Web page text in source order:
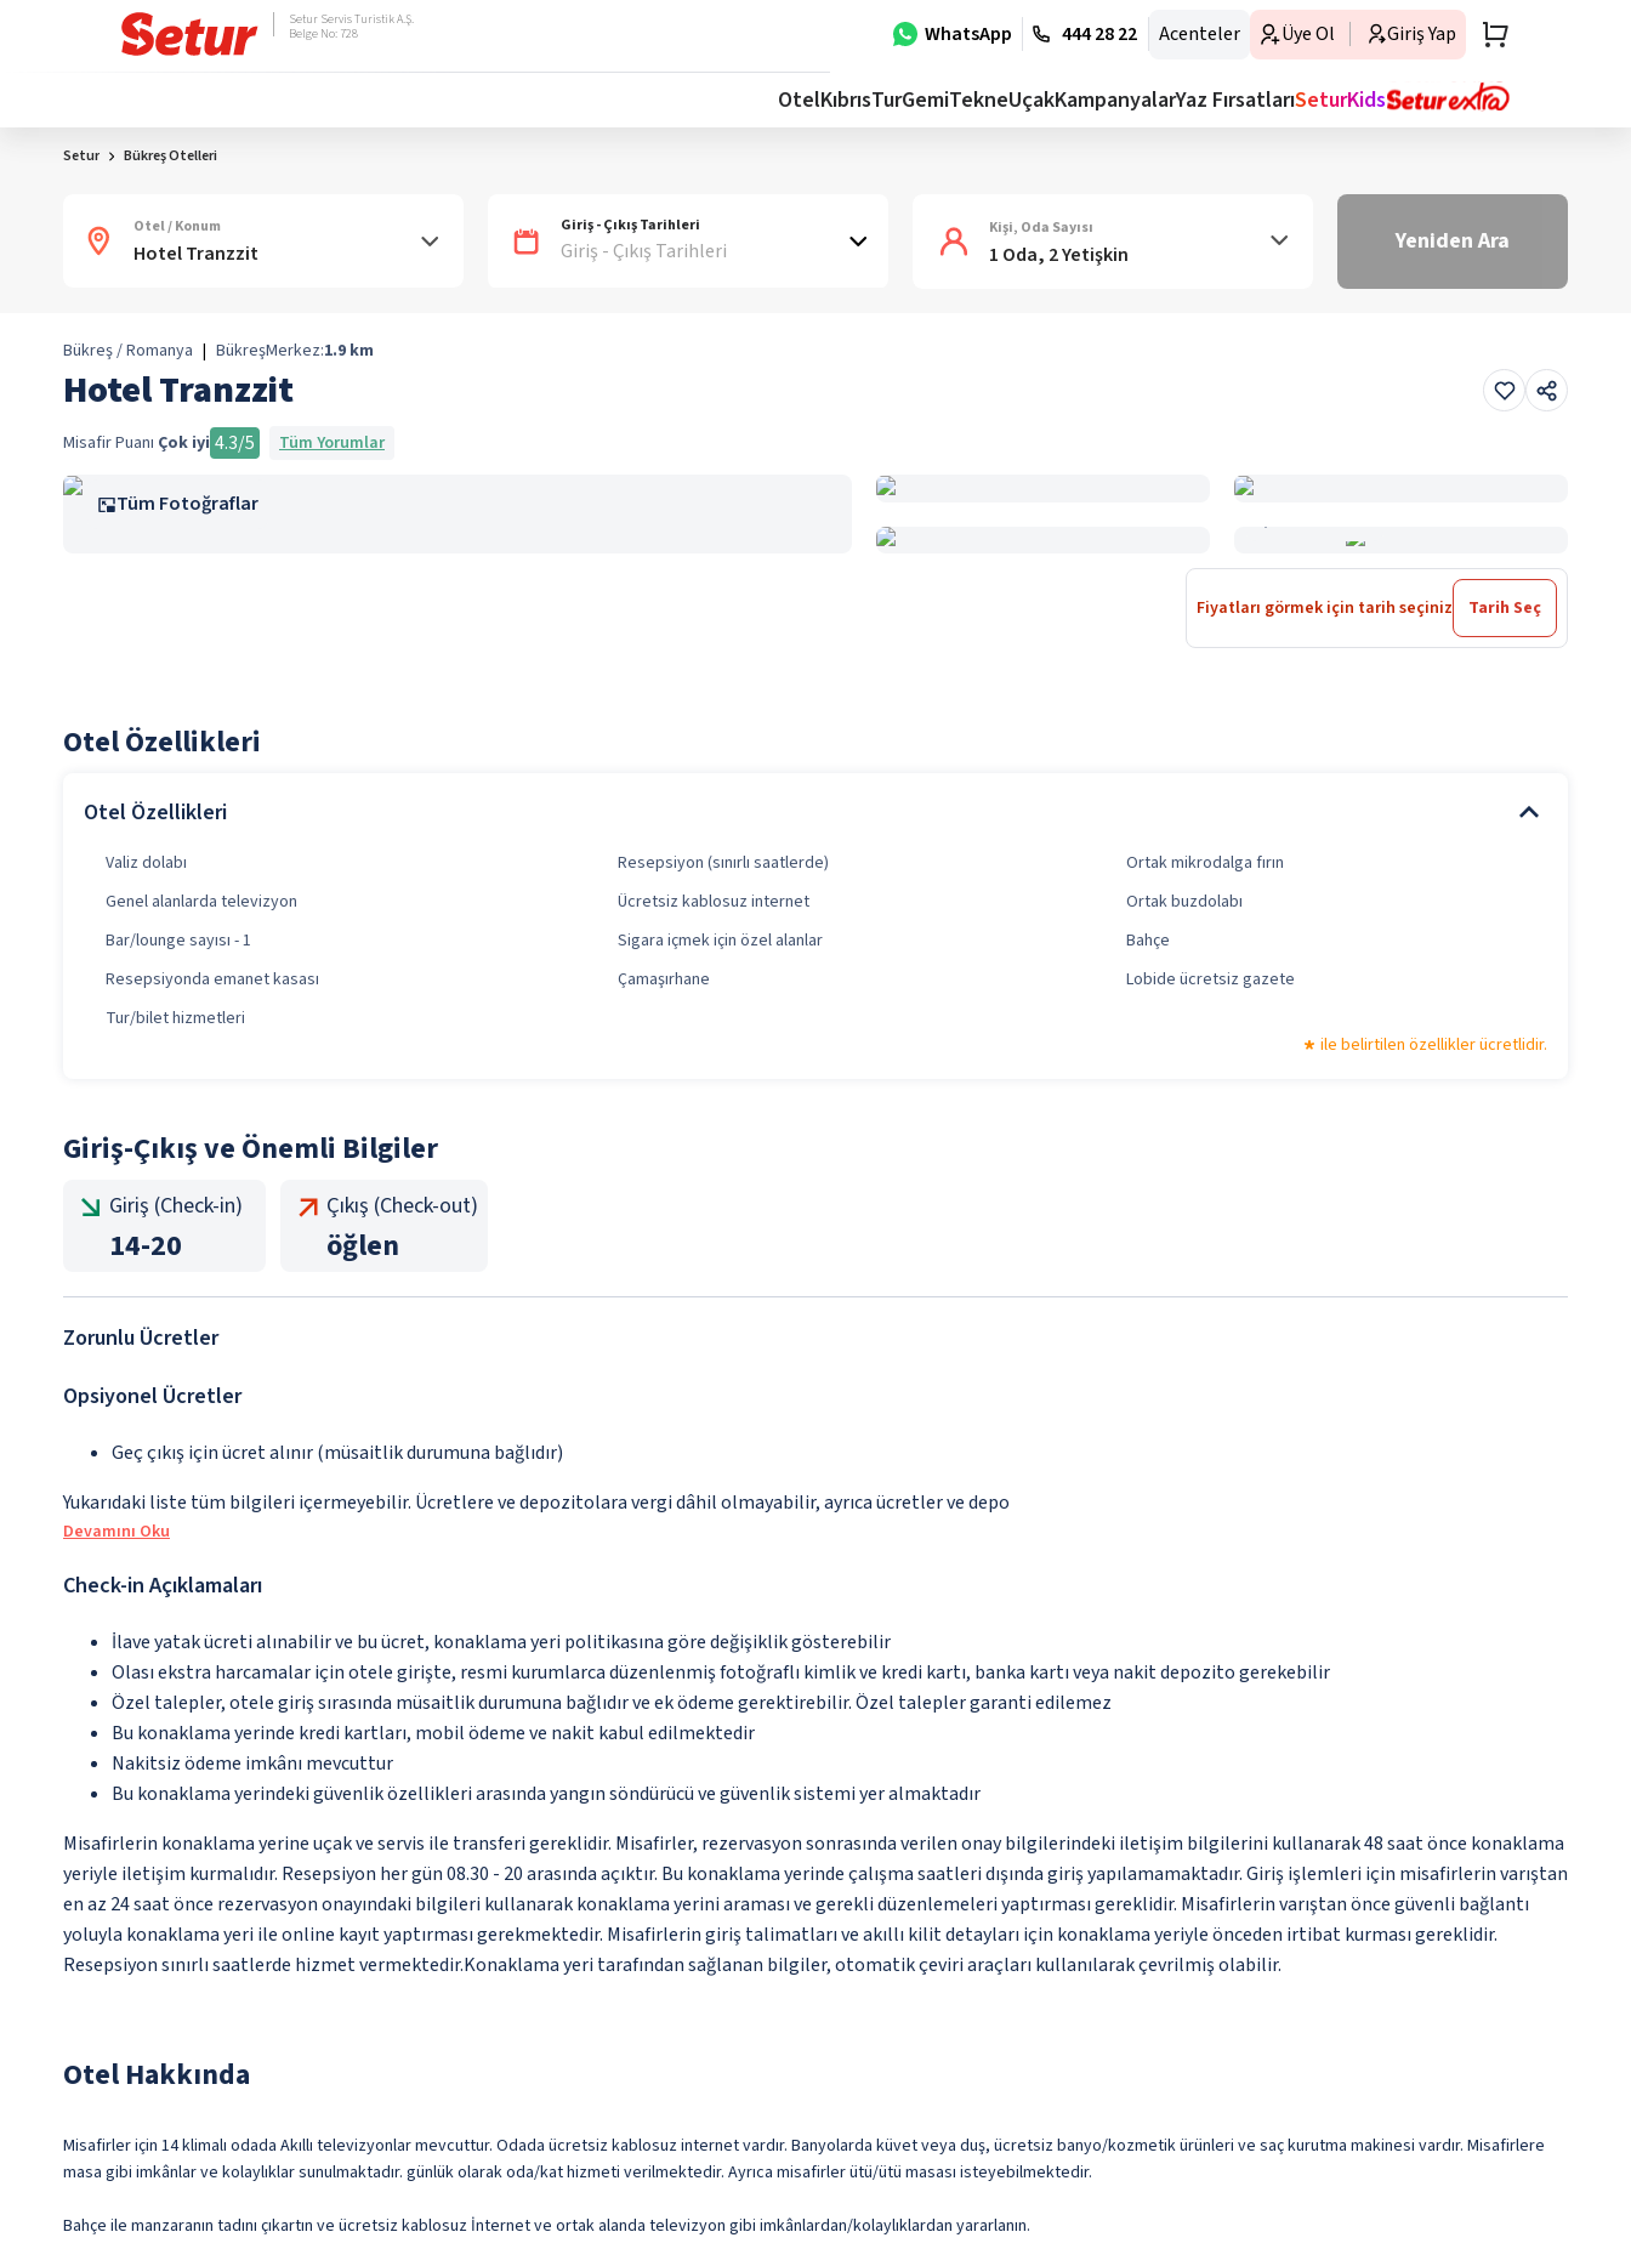
WhatsApp 444 28 22 Acenteler Üye Ol Giriş Yap
Setur Servis Turistik A.Ş.
Belge No: 728
OtelKıbrısTurGemiTekneUçakKampanyalarYaz FırsatlarıSeturKids
Setur Bükreş Otelleri
Otel / Konum Giriş - Çıkış Tarihleri
Giriş - Çıkış Tarihleri
Kişi, Oda Sayısı
1 Oda, 2 Yetişkin Yeniden Ara
Bükreş / Romanya | BükreşMerkez:1.9 km
Hotel Tranzzit
Misafir Puanı Çok iyi 4.3/5 Tüm Yorumlar
Tüm Fotoğraflar
Fiyatları görmek için tarih seçiniz Tarih Seç
Otel Özellikleri
Otel Özellikleri
Valiz dolabı Resepsiyon (sınırlı saatlerde)
Ortak mikrodalga fırın
Genel alanlarda televizyon
Ücretsiz kablosuz internet
Ortak buzdolabı
Bar/lounge sayısı - 1
Sigara içmek için özel alanlar
Bahçe
Resepsiyonda emanet kasası
Çamaşırhane
Lobide ücretsiz gazete
Tur/bilet hizmetleri
ile belirtilen özellikler ücretlidir.
Giriş-Çıkış ve Önemli Bilgiler
Giriş (Check-in)
14-20
Çıkış (Check-out)
öğlen
Zorunlu Ücretler
Opsiyonel Ücretler
Geç çıkış için ücret alınır (müsaitlik durumuna bağlıdır)
Yukarıdaki liste tüm bilgileri içermeyebilir. Ücretlere ve depozitolara vergi dâhil olmayabilir, ayrıca ücretler ve depo
Devamını Oku
Check-in Açıklamaları
İlave yatak ücreti alınabilir ve bu ücret, konaklama yeri politikasına göre değişiklik gösterebilir
Olası ekstra harcamalar için otele girişte, resmi kurumlarca düzenlenmiş fotoğraflı kimlik ve kredi kartı, banka kartı veya nakit depozito gerekebilir
Özel talepler, otele giriş sırasında müsaitlik durumuna bağlıdır ve ek ödeme gerektirebilir. Özel talepler garanti edilemez
Bu konaklama yerinde kredi kartları, mobil ödeme ve nakit kabul edilmektedir
Nakitsiz ödeme imkânı mevcuttur
Bu konaklama yerindeki güvenlik özellikleri arasında yangın söndürücü ve güvenlik sistemi yer almaktadır
Misafirlerin konaklama yerine uçak ve servis ile transferi gereklidir. Misafirler, rezervasyon sonrasında verilen onay bilgilerindeki iletişim bilgilerini kullanarak 48 saat önce konaklama
yeriyle iletişim kurmalıdır. Resepsiyon her gün 08.30 - 20 arasında açıktır. Bu konaklama yerinde çalışma saatleri dışında giriş yapılamamaktadır. Giriş işlemleri için misafirlerin varıştan
en az 24 saat önce rezervasyon onayındaki bilgileri kullanarak konaklama yerini araması ve gerekli düzenlemeleri yaptırması gereklidir. Misafirlerin varıştan önce güvenli bağlantı
yoluyla konaklama yeri ile online kayıt yaptırması gerekmektedir. Misafirlerin giriş talimatları ve akıllı kilit detayları için konaklama yeriyle önceden irtibat kurması gereklidir.
Resepsiyon sınırlı saatlerde hizmet vermektedir.Konaklama yeri tarafından sağlanan bilgiler, otomatik çeviri araçları kullanılarak çevrilmiş olabilir.
Otel Hakkında
Misafirler için 14 klimalı odada Akıllı televizyonlar mevcuttur. Odada ücretsiz kablosuz internet vardır. Banyolarda küvet veya duş, ücretsiz banyo/kozmetik ürünleri ve saç kurutma makinesi vardır. Misafirlere
masa gibi imkânlar ve kolaylıklar sunulmaktadır. günlük olarak oda/kat hizmeti verilmektedir. Ayrıca misafirler ütü/ütü masası isteyebilmektedir.
Bahçe ile manzaranın tadını çıkartın ve ücretsiz kablosuz İnternet ve ortak alanda televizyon gibi imkânlardan/kolaylıklardan yararlanın.